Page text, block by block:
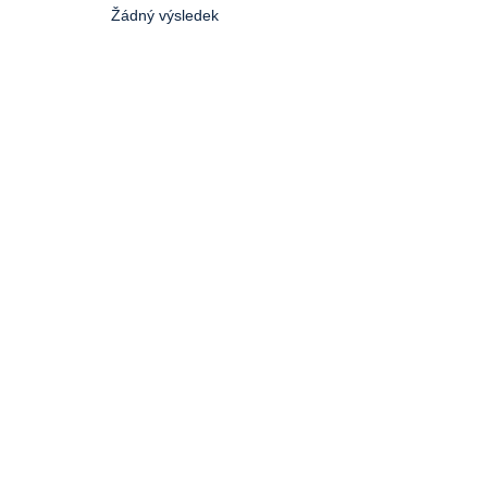
Žádný výsledek